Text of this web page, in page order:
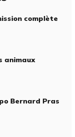
complète
animaux
Bernard Pras